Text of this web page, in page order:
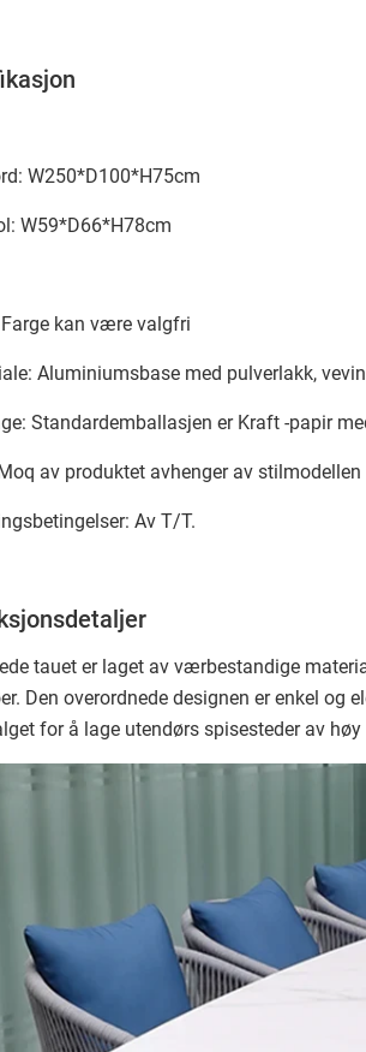
W250*D100*H75cm
W59*D66*H78cm
kan være valgfri
Aluminiumsbase med pulverlakk,
Standardemballasjen er Kraft -papir
av produktet avhenger av stilmodellen
Av T/T.
tauet er laget av værbestandige
Den overordnede designen er enkel og
for å lage utendørs spisesteder av